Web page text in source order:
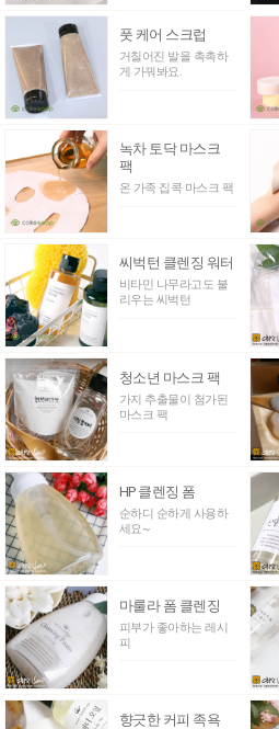
풋 케어 스크럽
거칠어진 발을 촉촉하
게 가꿔봐요.
녹차 토닥 마스크
팩
온 가족 집콕 마스크 팩
씨벅턴 클렌징 워터
비타민 나무라고도 불
리우는 씨벅턴
청소년 마스크 팩
가지 추출물이 첨가된
마스크 팩
HP 클렌징 폼
순하디 순하게 사용하
세요~
마룰라 폼 클렌징
피부가 좋아하는 레시
피
향긋한 커피 족욕